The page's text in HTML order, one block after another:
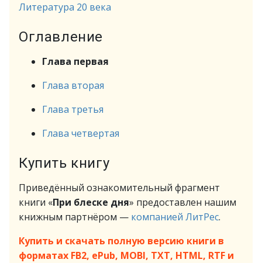
Литература 20 века
Оглавление
Глава первая
Глава вторая
Глава третья
Глава четвертая
Купить книгу
Приведённый ознакомительный фрагмент
книги «При блеске дня» предоставлен нашим
книжным партнёром — компанией ЛитРес.
Купить и скачать полную версию книги в
форматах FB2, ePub, MOBI, TXT, HTML, RTF и